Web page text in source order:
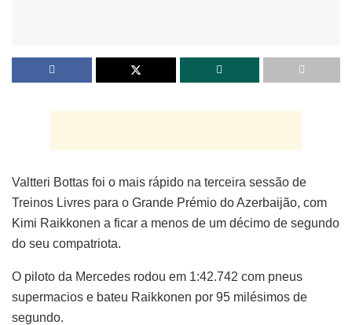
Valtteri Bottas foi o mais rápido na terceira sessão de
Treinos Livres para o Grande Prémio do Azerbaijão, com
Kimi Raikkonen a ficar a menos de um décimo de segundo
do seu compatriota.
O piloto da Mercedes rodou em 1:42.742 com pneus
supermacios e bateu Raikkonen por 95 milésimos de
segundo.